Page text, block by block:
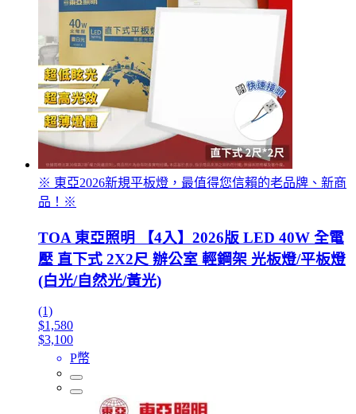
※ 東亞2026新規平板燈，最值得您信賴的老品牌、新商
品！※
TOA 東亞照明 【4入】2026版 LED 40W 全電
壓 直下式 2X2尺 辦公室 輕鋼架 光板燈/平板燈
(白光/自然光/黃光)
(1)
$1,580
$3,100
P幣